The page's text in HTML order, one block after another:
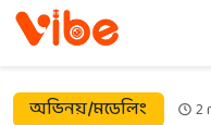
অভিনয়/মডেলিং 2